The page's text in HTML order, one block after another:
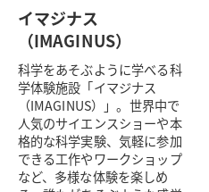
イマジナス
（IMAGINUS）
科学をあそぶように学べる科
学体験施設「イマジナス
（IMAGINUS）」。世界中で
人気のサイエンスショーや本
格的な科学実験、気軽に参加
できる工作やワークショップ
など、多様な体験を楽しめ